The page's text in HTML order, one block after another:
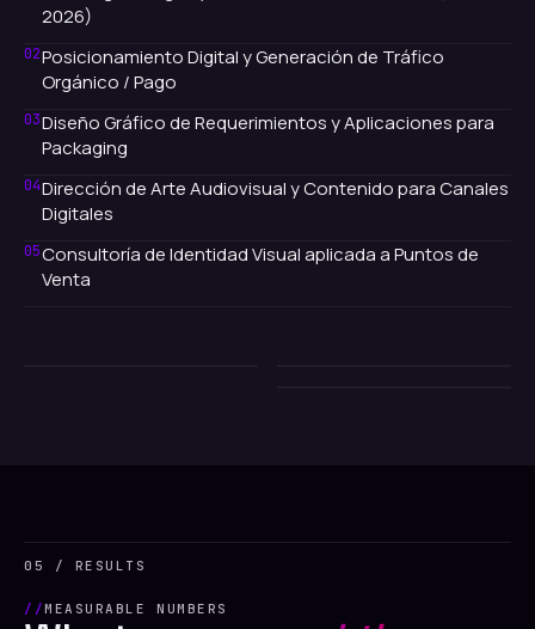
2026)
02Posicionamiento Digital y Generación de Tráfico
Orgánico / Pago
03Diseño Gráfico de Requerimientos y Aplicaciones para
Packaging
04Dirección de Arte Audiovisual y Contenido para Canales
Digitales
05Consultoría de Identidad Visual aplicada a Puntos de
Venta
05 / RESULTS
MEASURABLE NUMBERS